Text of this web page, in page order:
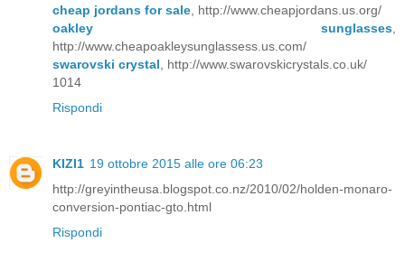
cheap jordans for sale , http://www.cheapjordans.us.org/
oakley sunglasses
http://www.cheapoakleysunglassess.us.com/
swarovski crystal , http://www.swarovskicrystals.co.uk/
1014
Rispondi
KIZI1 19 ottobre 2015 alle ore 06:23
http://greyintheusa.blogspot.co.nz/2010/02/holden-monaro-
conversion-pontiac-gto.html
Rispondi